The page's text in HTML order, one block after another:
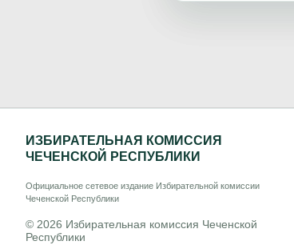
ИЗБИРАТЕЛЬНАЯ КОМИССИЯ
ЧЕЧЕНСКОЙ РЕСПУБЛИКИ
Официальное сетевое издание Избирательной комиссии
Чеченской Республики
© 2026 Избирательная комиссия Чеченской
Республики